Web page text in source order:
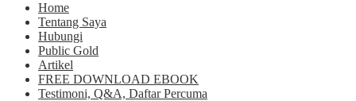
Home
Tentang Saya
Hubungi
Public Gold
Artikel
FREE DOWNLOAD EBOOK
Testimoni, Q&A, Daftar Percuma